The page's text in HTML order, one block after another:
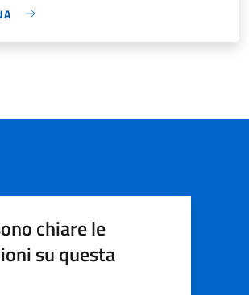
chiare le
su questa